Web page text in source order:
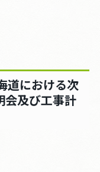
道における次
会及び工事計